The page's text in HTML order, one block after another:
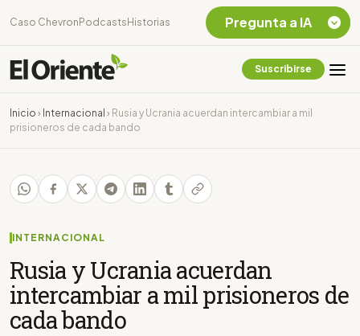
Caso Chevron Podcasts Historias
Suscribirse
Inicio › Internacional › Rusia y Ucrania acuerdan intercambiar a mil
prisioneros de cada bando
INTERNACIONAL
Rusia y Ucrania acuerdan
intercambiar a mil prisioneros de
cada bando
Pregunta a IA
Chevron Ecuador